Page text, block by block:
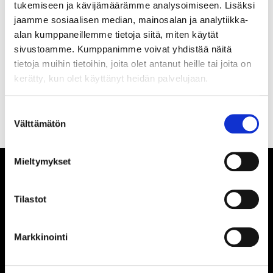
tukemiseen ja kävijämäärämme analysoimiseen. Lisäksi
jaamme sosiaalisen median, mainosalan ja analytiikka-
alan kumppaneillemme tietoja siitä, miten käytät
sivustoamme. Kumppanimme voivat yhdistää näitä
tietoja muihin tietoihin, joita olet antanut heille tai joita on
kerätty, kun olet käyttänyt heidän palvelujaan.
valinta
Välttämätön
Mieltymykset
Tilastot
Markkinointi
Olen lukenuttietosuojaselosteenja hyväksyn
henkilötietojeni käsittelyn
TILASTOT